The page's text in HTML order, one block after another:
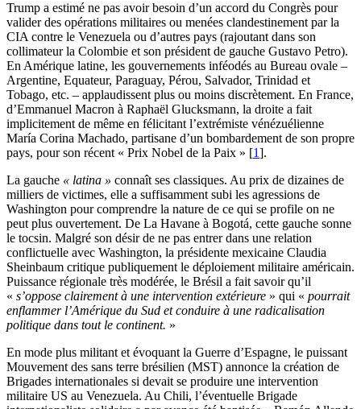
Trump a estimé ne pas avoir besoin d’un accord du Congrès pour
valider des opérations militaires ou menées clandestinement par la
CIA contre le Venezuela ou d’autres pays (rajoutant dans son
collimateur la Colombie et son président de gauche Gustavo Petro).
En Amérique latine, les gouvernements inféodés au Bureau ovale –
Argentine, Equateur, Paraguay, Pérou, Salvador, Trinidad et
Tobago, etc. – applaudissent plus ou moins discrètement. En France,
d’Emmanuel Macron à Raphaël Glucksmann, la droite a fait
implicitement de même en félicitant l’extrémiste vénézuélienne
María Corina Machado, partisane d’un bombardement de son propre
pays, pour son récent « Prix Nobel de la Paix » [1].
La gauche « latina » connaît ses classiques. Au prix de dizaines de
milliers de victimes, elle a suffisamment subi les agressions de
Washington pour comprendre la nature de ce qui se profile on ne
peut plus ouvertement. De La Havane à Bogotá, cette gauche sonne
le tocsin. Malgré son désir de ne pas entrer dans une relation
conflictuelle avec Washington, la présidente mexicaine Claudia
Sheinbaum critique publiquement le déploiement militaire américain.
Puissance régionale très modérée, le Brésil a fait savoir qu’il
« s’oppose clairement à une intervention extérieure » qui « pourrait
enflammer l’Amérique du Sud et conduire à une radicalisation
politique dans tout le continent. »
En mode plus militant et évoquant la Guerre d’Espagne, le puissant
Mouvement des sans terre brésilien (MST) annonce la création de
Brigades internationales si devait se produire une intervention
militaire US au Venezuela. Au Chili, l’éventuelle Brigade